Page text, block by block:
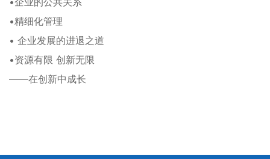
•精细化管理
• 企业发展的进退之道
•资源有限 创新无限
――在创新中成长